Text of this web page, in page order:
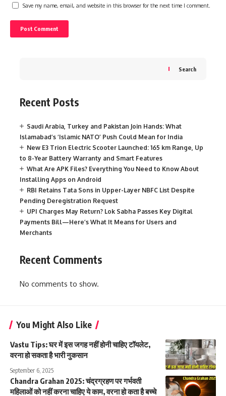
Save my name, email, and website in this browser for the next time I comment.
Search
Recent Posts
Saudi Arabia, Turkey and Pakistan Join Hands: What
Islamabad’s ‘Islamic NATO’ Push Could Mean for India
New E3 Trion Electric Scooter Launched: 165 km Range, Up
to 8-Year Battery Warranty and Smart Features
What Are APK Files? Everything You Need to Know About
Installing Apps on Android
RBI Retains Tata Sons in Upper-Layer NBFC List Despite
Pending Deregistration Request
UPI Charges May Return? Lok Sabha Passes Key Digital
Payments Bill—Here’s What It Means for Users and
Merchants
Recent Comments
No comments to show.
You Might Also Like
Vastu Tips: घर में इस जगह नहीं होनी चाहिए टॉयलेट,
वरना हो सकता है भारी नुकसान
September 6, 2025
Chandra Grahan 2025: चंद्रग्रहण पर गर्भवती
महिलाओं को नहीं करना चाहिए ये काम, वरना हो कता है बच्चे